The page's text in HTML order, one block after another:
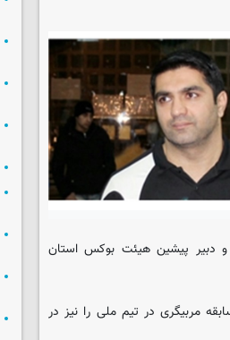
و دبیر پیشین هیئت بوکس استان
مربیگری در تیم ملی را نیز در